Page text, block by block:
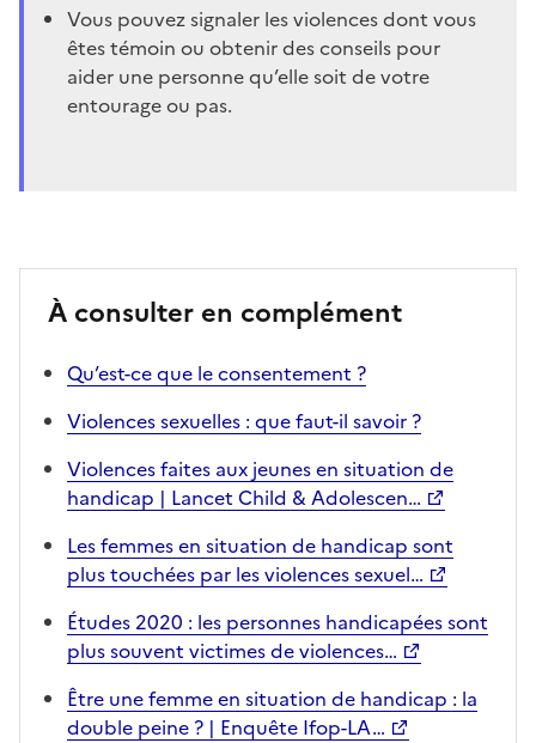
Vous pouvez signaler les violences dont vous
êtes témoin ou obtenir des conseils pour
aider une personne qu’elle soit de votre
entourage ou pas.
À consulter en complément
Qu’est-ce que le consentement ?
Violences sexuelles : que faut-il savoir ?
Violences faites aux jeunes en situation de
handicap | Lancet Child & Adolescen…
Les femmes en situation de handicap sont
plus touchées par les violences sexuel…
Études 2020 : les personnes handicapées sont
plus souvent victimes de violences…
Être une femme en situation de handicap : la
double peine ? | Enquête Ifop-LA…